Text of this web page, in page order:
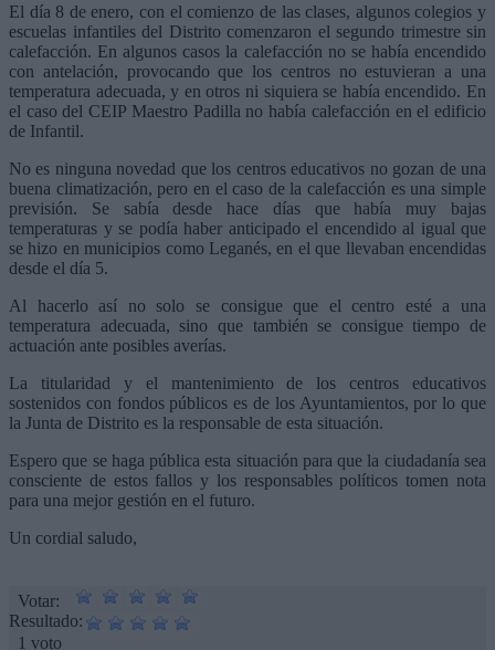
El día 8 de enero, con el comienzo de las clases, algunos colegios y
escuelas infantiles del Distrito comenzaron el segundo trimestre sin
calefacción. En algunos casos la calefacción no se había encendido
con antelación, provocando que los centros no estuvieran a una
temperatura adecuada, y en otros ni siquiera se había encendido. En
el caso del CEIP Maestro Padilla no había calefacción en el edificio
de Infantil.
No es ninguna novedad que los centros educativos no gozan de una
buena climatización, pero en el caso de la calefacción es una simple
previsión. Se sabía desde hace días que había muy bajas
temperaturas y se podía haber anticipado el encendido al igual que
se hizo en municipios como Leganés, en el que llevaban encendidas
desde el día 5.
Al hacerlo así no solo se consigue que el centro esté a una
temperatura adecuada, sino que también se consigue tiempo de
actuación ante posibles averías.
La titularidad y el mantenimiento de los centros educativos
sostenidos con fondos públicos es de los Ayuntamientos, por lo que
la Junta de Distrito es la responsable de esta situación.
Espero que se haga pública esta situación para que la ciudadanía sea
consciente de estos fallos y los responsables políticos tomen nota
para una mejor gestión en el futuro.
Un cordial saludo,
Votar:
Resultado:
1 voto